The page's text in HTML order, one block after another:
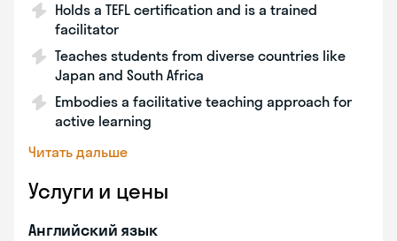
Holds a TEFL certification and is a trained
facilitator
Teaches students from diverse countries like
Japan and South Africa
Embodies a facilitative teaching approach for
active learning
Читать дальше
Услуги и цены
Английский язык